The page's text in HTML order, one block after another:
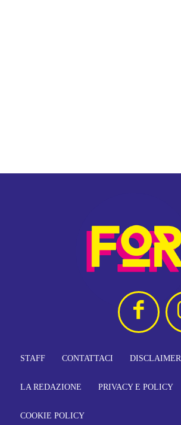
STAFF CONTATTACI DISCLAIMER
LA REDAZIONE PRIVACY E POLICY
COOKIE POLICY